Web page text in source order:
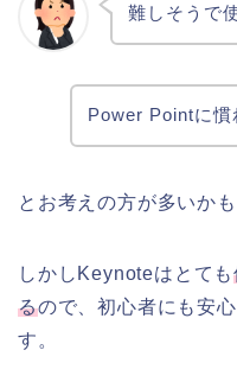
難しそうで
Power Pointに慣
とお考えの方が多いかも
しかしKeynoteはとても
るので、初心者にも安
す。